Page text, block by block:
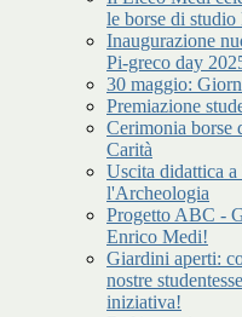
le borse di studio
Inaugurazione
Pi-greco day
30 maggio:
Premiazione
Cerimonia borse
Carità
Uscita didattica
l'Archeologia
Progetto ABC -
Enrico Medi!
Giardini aperti:
nostre
iniziativa!